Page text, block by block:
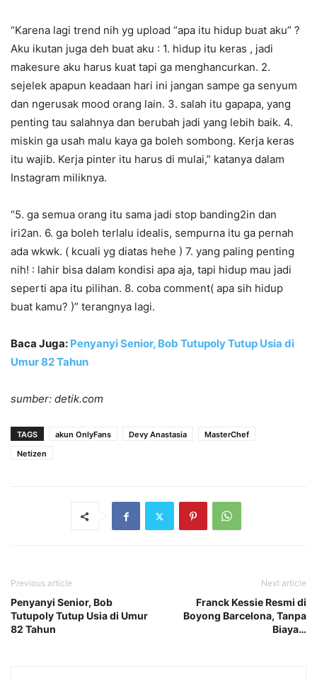
“Karena lagi trend nih yg upload “apa itu hidup buat aku” ?
Aku ikutan juga deh buat aku : 1. hidup itu keras , jadi
makesure aku harus kuat tapi ga menghancurkan. 2.
sejelek apapun keadaan hari ini jangan sampe ga senyum
dan ngerusak mood orang lain. 3. salah itu gapapa, yang
penting tau salahnya dan berubah jadi yang lebih baik. 4.
miskin ga usah malu kaya ga boleh sombong. Kerja keras
itu wajib. Kerja pinter itu harus di mulai,” katanya dalam
Instagram miliknya.
“5. ga semua orang itu sama jadi stop banding2in dan
iri2an. 6. ga boleh terlalu idealis, sempurna itu ga pernah
ada wkwk. ( kcuali yg diatas hehe ) 7. yang paling penting
nih! : lahir bisa dalam kondisi apa aja, tapi hidup mau jadi
seperti apa itu pilihan. 8. coba comment( apa sih hidup
buat kamu? )” terangnya lagi.
Baca Juga: Penyanyi Senior, Bob Tutupoly Tutup Usia di
Umur 82 Tahun
sumber: detik.com
TAGS akun OnlyFans Devy Anastasia
MasterChef
Netizen
Previous article
Penyanyi Senior, Bob
Tutupoly Tutup Usia di Umur
82 Tahun
Next article
Franck Kessie Resmi di
Boyong Barcelona, Tanpa
Biaya…